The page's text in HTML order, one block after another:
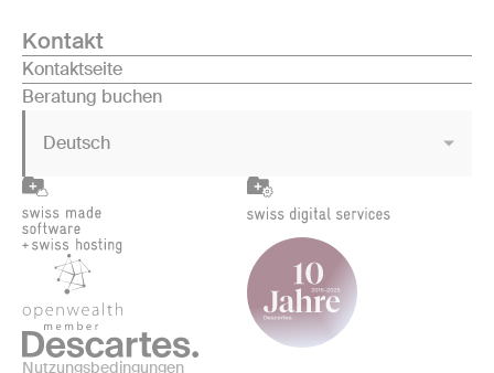
Kontakt
Kontaktseite
Beratung buchen
Deutsch
Nutzungsbedingungen